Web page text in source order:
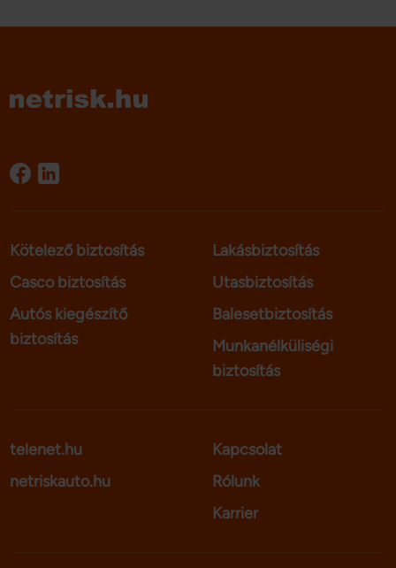
Kötelező biztosítás
Casco biztosítás
Autós kiegészítő
biztosítás
Lakásbiztosítás
Utasbiztosítás
Balesetbiztosítás
Munkanélküliségi
biztosítás
telenet.hu
netriskauto.hu
Kapcsolat
Rólunk
Karrier